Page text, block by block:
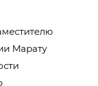
Марату